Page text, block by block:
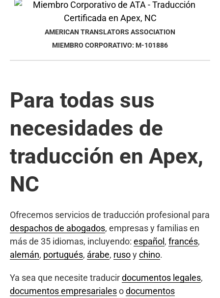
AMERICAN TRANSLATORS ASSOCIATION
MIEMBRO CORPORATIVO: M-101886
Para todas sus
necesidades de
traducción en Apex,
NC
Ofrecemos servicios de traducción profesional para
despachos de abogados, empresas y familias en
más de 35 idiomas, incluyendo: español , francés,
alemán, portugués, árabe, rusoychino.
Ya sea que necesite traducirdocumentos legales,
documentos empresarialesodocumentos